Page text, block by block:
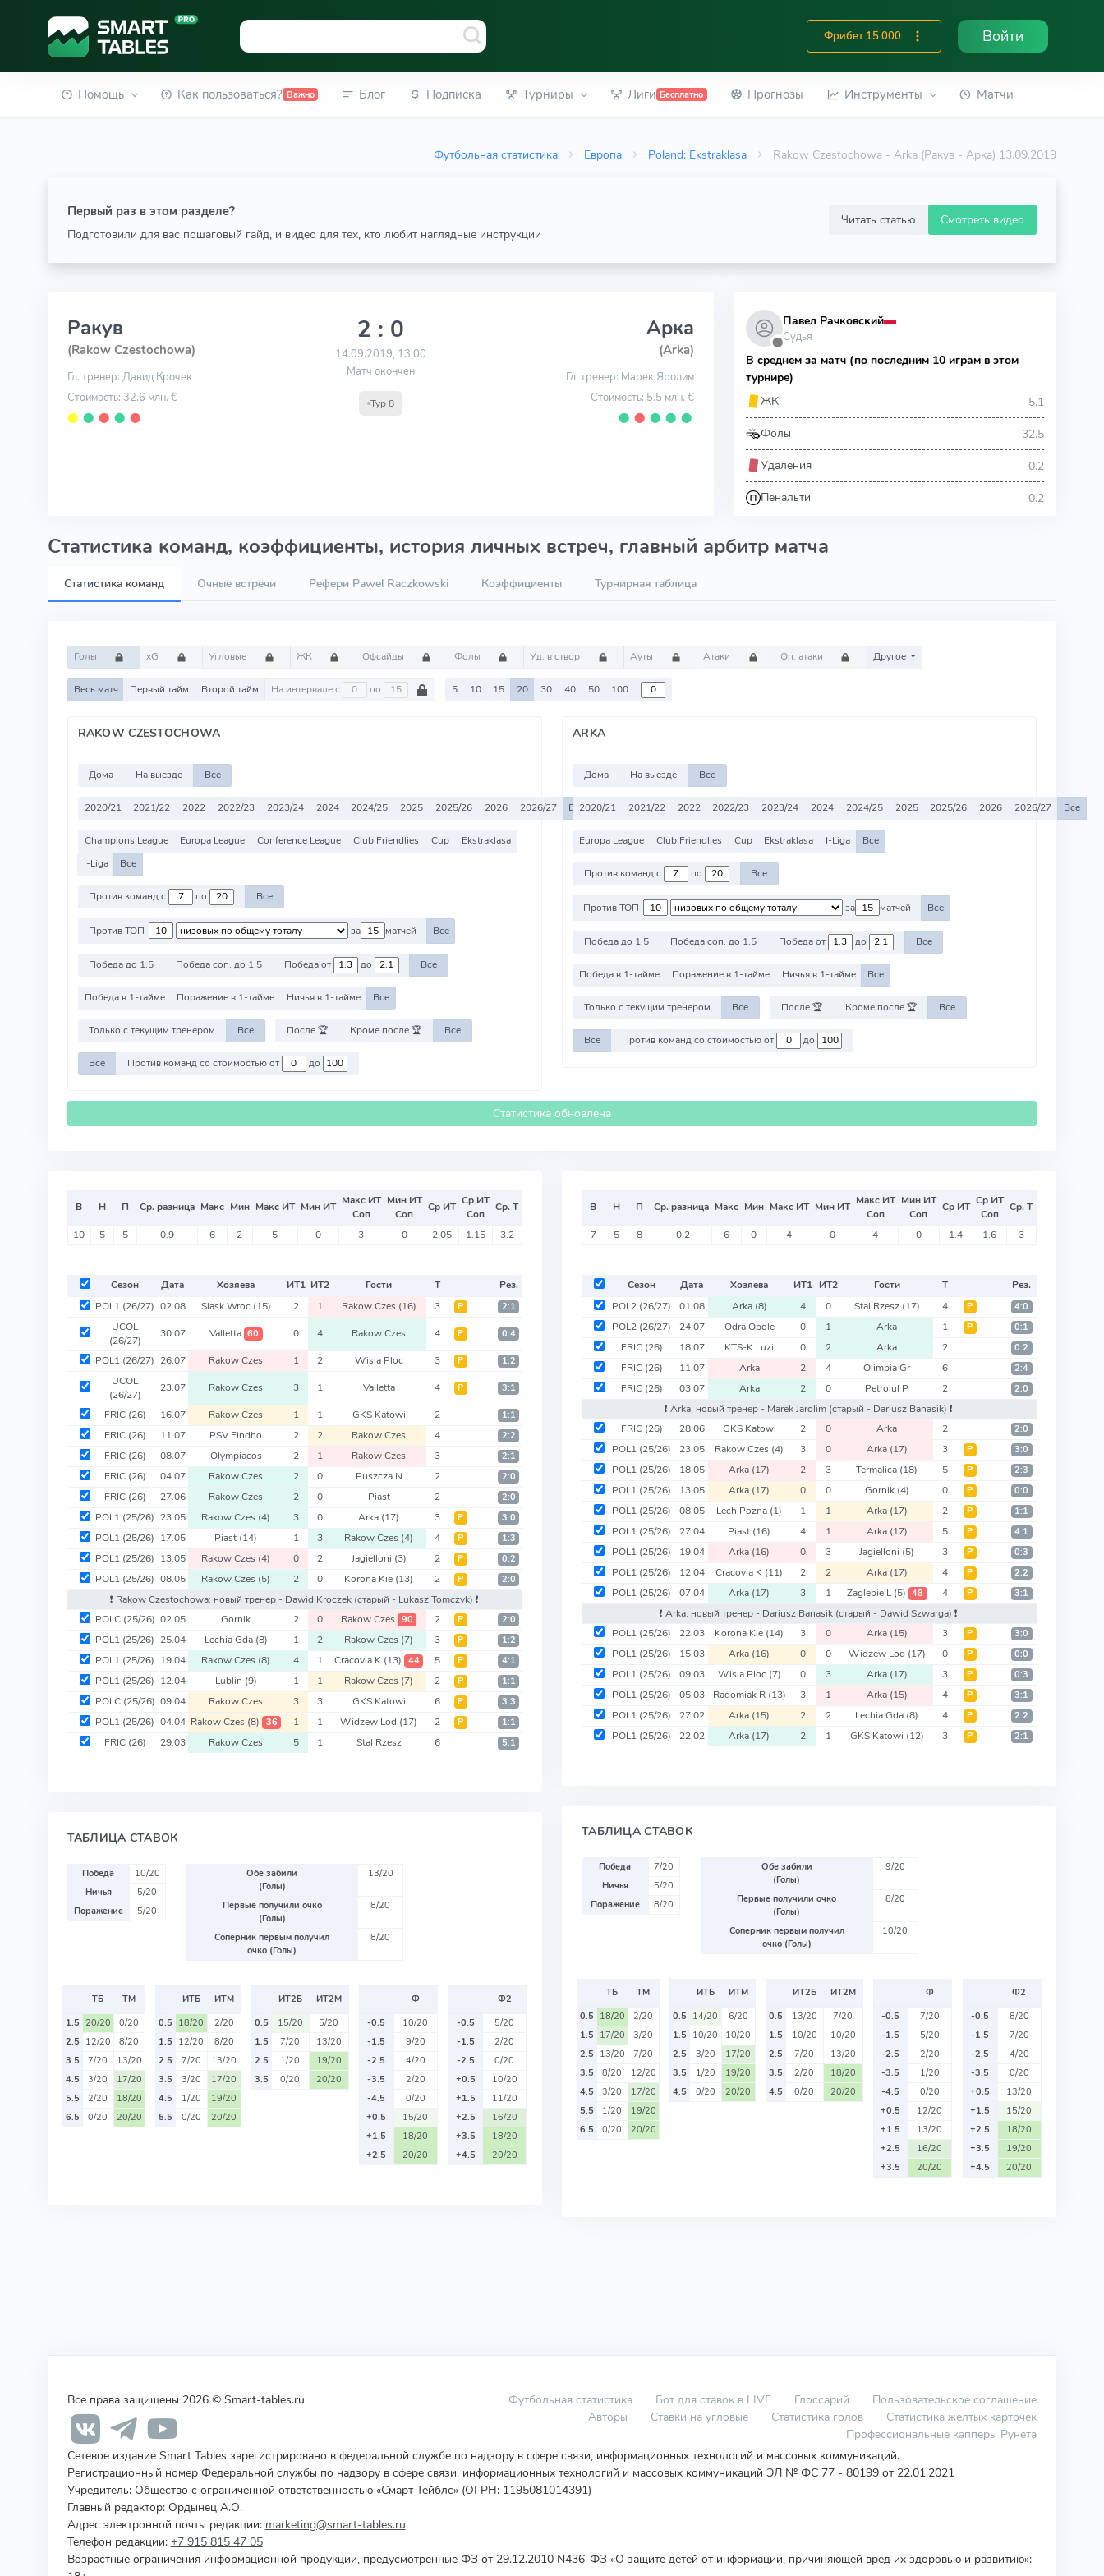
Фрибет 15 000 Войти
Помощь Как пользоваться? Важно Блог Подписка Турниры Лиги Бесплатно Прогнозы Инструменты Матчи
Футбольная статистика Европа Poland: Ekstraklasa Rakow Czestochowa - Arka (Ракув - Арка) 13.09.2019
Первый раз в этом разделе?
Подготовили для вас пошаговый гайд, и видео для тех, кто любит наглядные инструкции
Читать статью Смотреть видео
Ракув
(Rakow Czestochowa)
Гл. тренер: Давид Крочек
Стоимость: 32.6 млн. €
⬤ ⬤ ⬤ ⬤ ⬤
2 : 0
14.09.2019, 13:00
Матч окончен
Тур 8
Арка
(Arka)
Гл. тренер: Марек Яролим
Стоимость: 5.5 млн. €
⬤ ⬤ ⬤ ⬤ ⬤
⬤
Павел Рачковский
Судья
В среднем за матч (по последним 10 играм в этом
турнире)
ЖК
5.1
Фолы 32.5
Удаления 0.2
Пенальти 0.2
Статистика команд, коэффициенты, история личных встреч, главный арбитр матча
Статистика команд Очные встречи Рефери Pawel Raczkowski Коэффициенты Турнирная таблица
Голы xG Угловые ЖК Офсайды Фолы Уд. в створ Ауты Атаки Оп. атаки Другое
Весь матч Первый тайм Второй тайм На интервале с по 5 10 15 20 30 40 50 100
RAKOW CZESTOCHOWA
Дома На выезде Все
2020/21 2021/22 2022 2022/23 2023/24 2024 2024/25 2025 2025/26 2026 2026/27 Все
Champions League Europa League Conference League Club Friendlies Cup
Ekstraklasa
I-Liga
Все
Против команд с по Все
Против ТОП- за матчей Все
Победа до 1.5 Победа соп. до 1.5 Победа от до Все
Победа в 1-тайме Поражение в 1-тайме Ничья в 1-тайме Все
Только с текущим тренером Все После 🏆 Кроме после 🏆 Все
Все Против команд со стоимостью от до
ARKA
Дома На выезде Все
2020/21 2021/22 2022 2022/23 2023/24 2024 2024/25 2025 2025/26 2026 2026/27 Все
Europa League Club Friendlies Cup Ekstraklasa I-Liga Все
Против команд с по Все
Против ТОП- за матчей Все
Победа до 1.5 Победа соп. до 1.5 Победа от до Все
Победа в 1-тайме Поражение в 1-тайме Ничья в 1-тайме Все
Только с текущим тренером Все После 🏆 Кроме после 🏆 Все
Все Против команд со стоимостью от до
Статистика обновлена
В Н П Ср. разница Макс Мин Макс ИТ Мин ИТ Макс ИТ
Соп
Мин ИТ
Соп
Ср ИТ Ср ИТ
Соп
Ср. Т
10 5 5 0.9 6 2 5 0 3 0 2.05 1.15 3.2
Сезон Дата Хозяева ИТ1 ИТ2 Гости Т
Рез.
POL1 (26/27) 02.08 Slask Wroc (15) 2 1 Rakow Czes (16) 3 Р 2:1
UCOL
(26/27)
30.07 Valletta 60 0 4 Rakow Czes 4 Р 0:4
POL1 (26/27) 26.07 Rakow Czes 1 2 Wisla Ploc 3 Р 1:2
UCOL
(26/27)
23.07 Rakow Czes 3 1 Valletta 4 Р 3:1
FRIC (26) 16.07 Rakow Czes 1 1 GKS Katowi 2 1:1
FRIC (26) 11.07 PSV Eindho 2 2 Rakow Czes 4 2:2
FRIC (26) 08.07 Olympiacos 2 1 Rakow Czes 3 2:1
FRIC (26) 04.07 Rakow Czes 2 0 Puszcza N 2 2:0
FRIC (26) 27.06 Rakow Czes 2 0 Piast 2 2:0
POL1 (25/26) 23.05 Rakow Czes (4) 3 0 Arka (17) 3 Р 3:0
POL1 (25/26) 17.05 Piast (14) 1 3 Rakow Czes (4) 4 Р 1:3
POL1 (25/26) 13.05 Rakow Czes (4) 0 2 Jagielloni (3) 2 Р 0:2
POL1 (25/26) 08.05 Rakow Czes (5) 2 0 Korona Kie (13) 2 Р 2:0
❗️ Rakow Czestochowa: новый тренер - Dawid Kroczek (старый - Lukasz Tomczyk) ❗️
POLC (25/26) 02.05 Gornik 2 0 Rakow Czes 90 2 Р 2:0
POL1 (25/26) 25.04 Lechia Gda (8) 1 2 Rakow Czes (7) 3 Р 1:2
POL1 (25/26) 19.04 Rakow Czes (8) 4 1 Cracovia K (13) 44 5 Р 4:1
POL1 (25/26) 12.04 Lublin (9) 1 1 Rakow Czes (7) 2 Р 1:1
POLC (25/26) 09.04 Rakow Czes 3 3 GKS Katowi 6 Р 3:3
POL1 (25/26) 04.04 Rakow Czes (8) 36 1 1 Widzew Lod (17) 2 Р 1:1
FRIC (26) 29.03 Rakow Czes 5 1 Stal Rzesz 6 5:1
ТАБЛИЦА СТАВОК
Победа
10/20
Ничья
5/20
Поражение
5/20
Обе забили
(Голы)
13/20
Первые получили очко
(Голы)
8/20
Соперник первым получил
очко (Голы)
8/20
ТБ
ТМ
1.5 20/20
0/20
2.5 12/20
8/20
3.5
7/20
13/20
4.5
3/20
17/20
5.5
2/20
18/20
6.5
0/20 20/20
ИТБ
ИТМ
0.5 18/20
2/20
1.5 12/20
8/20
2.5
7/20
13/20
3.5
3/20
17/20
4.5
1/20
19/20
5.5
0/20 20/20
ИТ2Б
ИТ2М
0.5
15/20
5/20
1.5
7/20
13/20
2.5
1/20
19/20
3.5
0/20 20/20
Ф
-0.5
10/20
-1.5
9/20
-2.5
4/20
-3.5
2/20
-4.5
0/20
+0.5
15/20
+1.5
18/20
+2.5
20/20
Ф2
-0.5
5/20
-1.5
2/20
-2.5
0/20
+0.5
10/20
+1.5
11/20
+2.5
16/20
+3.5
18/20
+4.5
20/20
В Н П Ср. разница Макс Мин Макс ИТ Мин ИТ Макс ИТ
Соп
Мин ИТ
Соп
Ср ИТ Ср ИТ
Соп
Ср. Т
7 5 8 -0.2 6 0 4 0 4 0 1.4 1.6 3
Сезон Дата Хозяева ИТ1 ИТ2 Гости Т
Рез.
POL2 (26/27) 01.08 Arka (8) 4 0 Stal Rzesz (17) 4 Р 4:0
POL2 (26/27) 24.07 Odra Opole 0 1 Arka 1 Р 0:1
FRIC (26) 18.07 KTS-K Luzi 0 2 Arka 2 0:2
FRIC (26) 11.07 Arka 2 4 Olimpia Gr 6 2:4
FRIC (26) 03.07 Arka 2 0 Petrolul P 2 2:0
❗️ Arka: новый тренер - Marek Jarolim (старый - Dariusz Banasik) ❗️
FRIC (26) 28.06 GKS Katowi 2 0 Arka 2 2:0
POL1 (25/26) 23.05 Rakow Czes (4) 3 0 Arka (17) 3 Р 3:0
POL1 (25/26) 18.05 Arka (17) 2 3 Termalica (18) 5 Р 2:3
POL1 (25/26) 13.05 Arka (17) 0 0 Gornik (4) 0 Р 0:0
POL1 (25/26) 08.05 Lech Pozna (1) 1 1 Arka (17) 2 Р 1:1
POL1 (25/26) 27.04 Piast (16) 4 1 Arka (17) 5 Р 4:1
POL1 (25/26) 19.04 Arka (16) 0 3 Jagielloni (5) 3 Р 0:3
POL1 (25/26) 12.04 Cracovia K (11) 2 2 Arka (17) 4 Р 2:2
POL1 (25/26) 07.04 Arka (17) 3 1 Zaglebie L(5) 48 4 Р 3:1
❗️ Arka: новый тренер - Dariusz Banasik (старый - Dawid Szwarga) ❗️
POL1 (25/26) 22.03 Korona Kie (14) 3 0 Arka (15) 3 Р 3:0
POL1 (25/26) 15.03 Arka (16) 0 0 Widzew Lod (17) 0 Р 0:0
POL1 (25/26) 09.03 Wisla Ploc (7) 0 3 Arka (17) 3 Р 0:3
POL1 (25/26) 05.03 Radomiak R (13) 3 1 Arka (15) 4 Р 3:1
POL1 (25/26) 27.02 Arka (15) 2 2 Lechia Gda (8) 4 Р 2:2
POL1 (25/26) 22.02 Arka (17) 2 1 GKS Katowi (12) 3 Р 2:1
ТАБЛИЦА СТАВОК
Победа
7/20
Ничья
5/20
Поражение
8/20
Обе забили
(Голы)
9/20
Первые получили очко
(Голы)
8/20
Соперник первым получил
очко (Голы)
10/20
ТБ
ТМ
0.5 18/20
2/20
1.5 17/20
3/20
2.5 13/20
7/20
3.5
8/20
12/20
4.5
3/20
17/20
5.5
1/20
19/20
6.5
0/20 20/20
ИТБ
ИТМ
0.5 14/20
6/20
1.5 10/20
10/20
2.5
3/20
17/20
3.5
1/20
19/20
4.5
0/20 20/20
ИТ2Б
ИТ2М
0.5
13/20
7/20
1.5
10/20
10/20
2.5
7/20
13/20
3.5
2/20
18/20
4.5
0/20 20/20
Ф
-0.5
7/20
-1.5
5/20
-2.5
2/20
-3.5
1/20
-4.5
0/20
+0.5
12/20
+1.5
13/20
+2.5
16/20
+3.5
20/20
Ф2
-0.5
8/20
-1.5
7/20
-2.5
4/20
-3.5
0/20
+0.5
13/20
+1.5
15/20
+2.5
18/20
+3.5
19/20
+4.5
20/20
Все права защищены 2026 © Smart-tables.ru Футбольная статистика Бот для ставок в LIVE Глоссарий
Пользовательское соглашение
Авторы
Ставки на угловые Статистика голов
Статистика желтых карточек
Профессиональные капперы Рунета
Сетевое издание Smart Tables зарегистрировано в федеральной службе по надзору в сфере связи, информационных технологий и массовых коммуникаций.
Регистрационный номер Федеральной службы по надзору в сфере связи, информационных технологий и массовых коммуникаций ЭЛ № ФС 77 - 80199 от 22.01.2021
Учредитель: Общество с ограниченной ответственностью «Смарт Тейблс» (ОГРН: 1195081014391)
Главный редактор: Ордынец А.О.
Адрес электронной почты редакции: marketing@smart-tables.ru
Телефон редакции: +7 915 815 47 05
Возрастные ограничения информационной продукции, предусмотренные ФЗ от 29.12.2010 N436-ФЗ «О защите детей от информации, причиняющей вред их здоровью и развитию»: